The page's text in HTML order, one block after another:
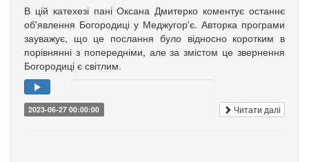
В цій катехезі пані Оксана Дмитерко коментує останнє
об'явлення Богородиці у Меджугор'є. Авторка програми
зауважує, що це послання було відносно коротким в
порівнянні з попередніми, але за змістом це звернення
Богородиці є світлим.
2023-06-27 00:00:00 Читати далі